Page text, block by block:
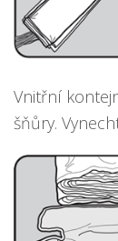
Vnitřní
šňůry.